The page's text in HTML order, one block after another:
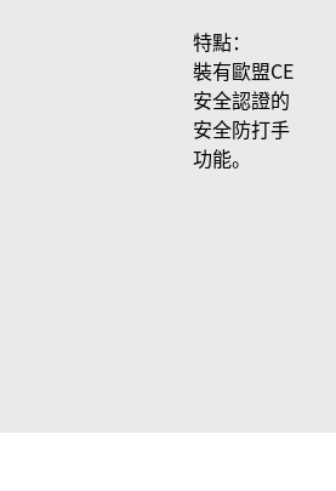
特點：
裝有歐盟CE
安全認證的
安全防打手
功能。